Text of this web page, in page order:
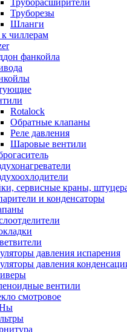
Труборасширители
Труборезы
Шланги
к чиллерам
фанкойла
Rotalock
Обратные клапаны
Реле давления
Шаровые вентили
сервисные краны,
и конденсаторы
давления испарения
давления
вентили
смотровое